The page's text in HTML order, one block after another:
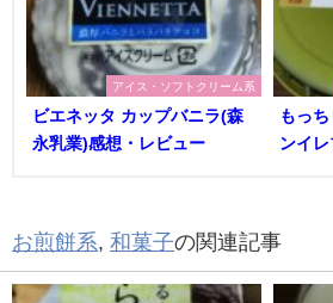
アイス・ソフトクリーム系
ビエネッタ カップバニラ(森
永乳業)感想・レビュー
もっ
ンイ
お煎餅系, 和菓子の関連記事